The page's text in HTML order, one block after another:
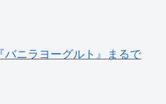
バニラヨーグルト』まるで